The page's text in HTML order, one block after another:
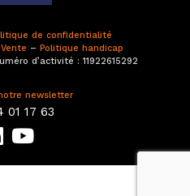
de confidentialité
– Politique handicap
d’activité : 11922615292
newsletter
01 17 63